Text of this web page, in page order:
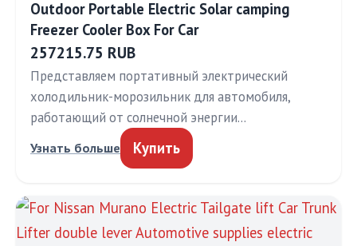
Outdoor Portable Electric Solar camping
Freezer Cooler Box For Car
257215.75 RUB
Представляем портативный электрический
холодильник-морозильник для автомобиля,
работающий от солнечной энергии…
Узнать больше Купить